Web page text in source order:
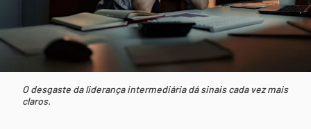
O desgaste da liderança intermediária dá sinais cada vez mais
claros.